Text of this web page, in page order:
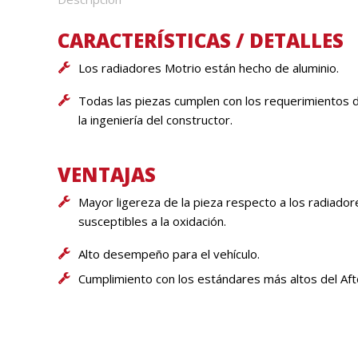
CARACTERÍSTICAS / DETALLES
Los radiadores Motrio están hecho de aluminio.
Todas las piezas cumplen con los
la ingeniería del constructor.
VENTAJAS
Mayor ligereza de la pieza respecto a los
susceptibles a la oxidación.
Alto desempeño para el vehículo.
Cumplimiento con los estándares más altos del